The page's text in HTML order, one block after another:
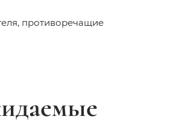
противоречащие